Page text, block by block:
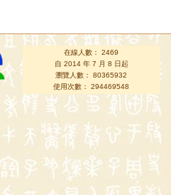
在線人數： 2469
自 2014 年 7 月 8 日起
瀏覽人數： 80365932
使用次數： 294469548